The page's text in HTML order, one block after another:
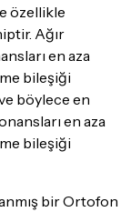
özellikle
Ağır
en aza
bileşiği
böylece en
en aza
bileşiği
bir Ortofon